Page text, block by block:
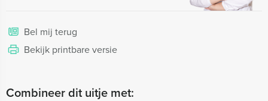
Bel mij terug
Bekijk printbare versie
Combineer dit uitje met: